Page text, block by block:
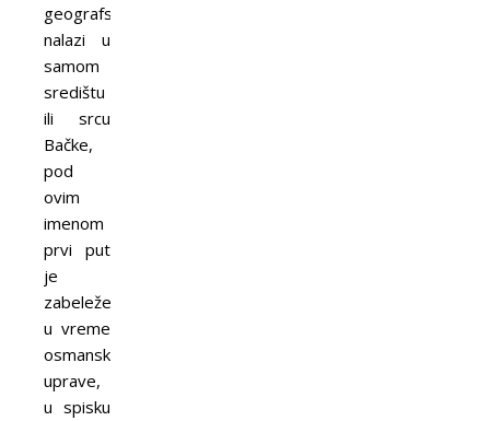
geografski
nalazi u
samom
središtu
ili srcu
Bačke,
pod
ovim
imenom
prvi put
je
zabeleženo
u vreme
osmanske
uprave,
u spisku